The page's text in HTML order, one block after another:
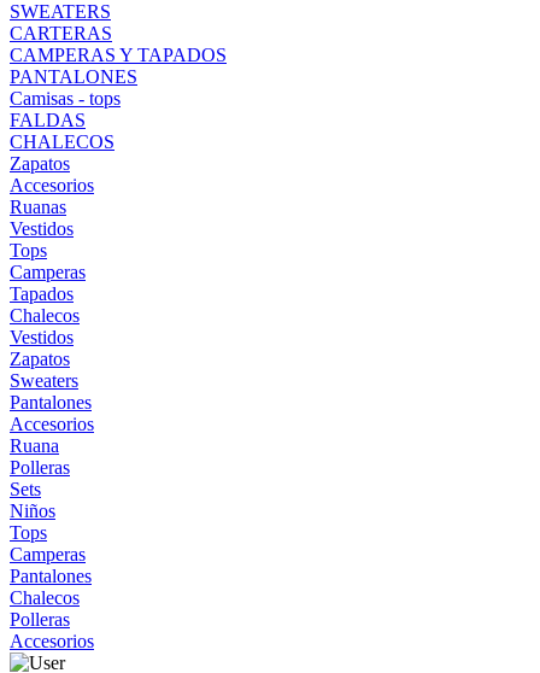
SWEATERS
CARTERAS
CAMPERAS Y TAPADOS
PANTALONES
Camisas - tops
FALDAS
CHALECOS
Zapatos
Accesorios
Ruanas
Vestidos
Tops
Camperas
Tapados
Chalecos
Vestidos
Zapatos
Sweaters
Pantalones
Accesorios
Ruana
Polleras
Sets
Niños
Tops
Camperas
Pantalones
Chalecos
Polleras
Accesorios